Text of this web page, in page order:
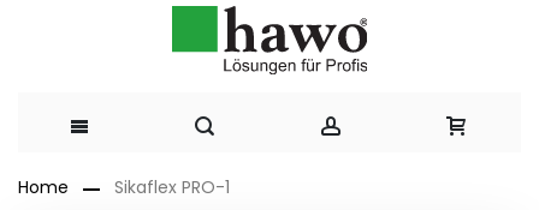
Home Sikaflex PRO-1